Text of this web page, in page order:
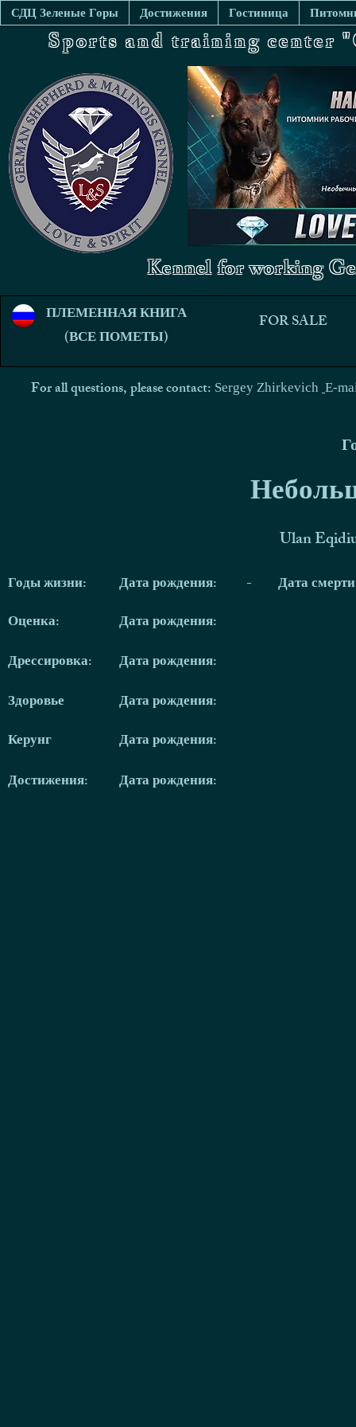
СДЦ Зеленые Горы Достижения Гостиница
Sports and training center
Kennel for working
ПЛЕМЕННАЯ КНИГА
(ВСЕ ПОМЕТЫ)
FOR SALE
For all questions, please contact: Sergey Zhirkevich E-
Ulan
Годы жизни:
Оценка:
Дрессировка:
Здоровье
Керунг
Достижения:
Дата рождения: -
Дата
Дата рождения:
Дата рождения:
Дата рождения:
Дата рождения:
Дата рождения: